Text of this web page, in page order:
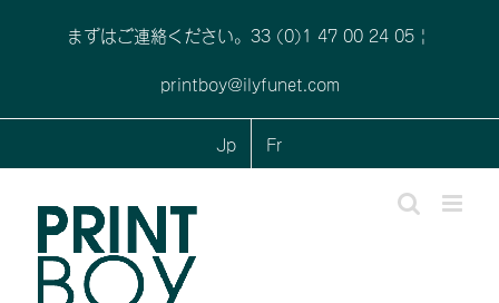
まずはご連絡ください。33 (0)1 47 00 24 05 |
printboy@ilyfunet.com
Jp Fr